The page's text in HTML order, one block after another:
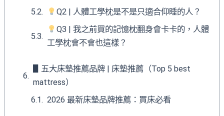
Q2 | 人體工學枕是不是只適合仰睡的人？
Q3 | 我之前買的記憶枕翻身會卡卡的，人體
工學枕會不會也這樣？
▋五大床墊推薦品牌 | 床墊推薦（Top 5 best
mattress）
2026 最新床墊品牌推薦：買床必看